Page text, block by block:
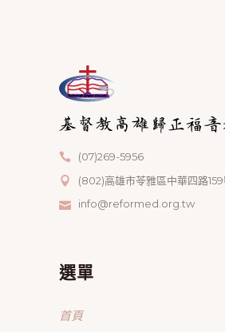
(07)269-5956
(802)高雄市苓雅區中華四路
info@reformed.org.tw
選單
首頁